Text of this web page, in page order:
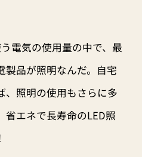
電気の使用量の中で、最
製品が照明なんだ。自宅
、照明の使用もさらに多
省エネで長寿命のLED照